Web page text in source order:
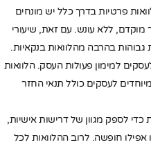
פרטיות בדרך כלל יש מונחים
ללא עונש. עם זאת, שיעורי
גבוהות בהרבה מהלוואות בנקאיות.
למימון פעולות העסק. הלוואות
לעסקים כולל תנאי החזר
כדי לספק מגוון של דרישות אישיות,
אפילו חופשה. לרוב ההלוואות לכל